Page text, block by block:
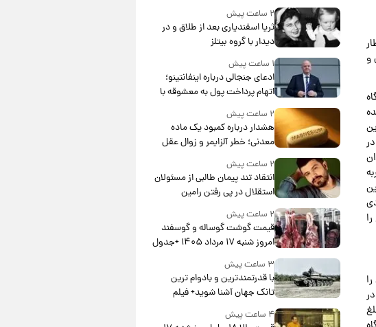
و
را
۲ ساعت پیش
ثریا اسفندیاری بعد از طلاق و در
دیدار با گروه بیتلز
۱ ساعت پیش
ادعای جنجالی درباره اینفانتینو؛
اتهام پرداخت پول به معشوقه با
۲ ساعت پیش
هشدار درباره کمبود یک ماده
معدنی؛ خطر آلزایمر و زوال عقل
۲ ساعت پیش
انتقاد تند پیمان طالبی از مسئولان
استقلال در پی رفتن رامین
۲ ساعت پیش
قیمت گوشت گوساله و گوسفند
امروز شنبه ۱۷ مرداد ۱۴۰۵ +جدول
۳ ساعت پیش
با قدرتمندترین و بادوام ترین
تانک جهان آشنا شوید+ فیلم
۴ ساعت پیش